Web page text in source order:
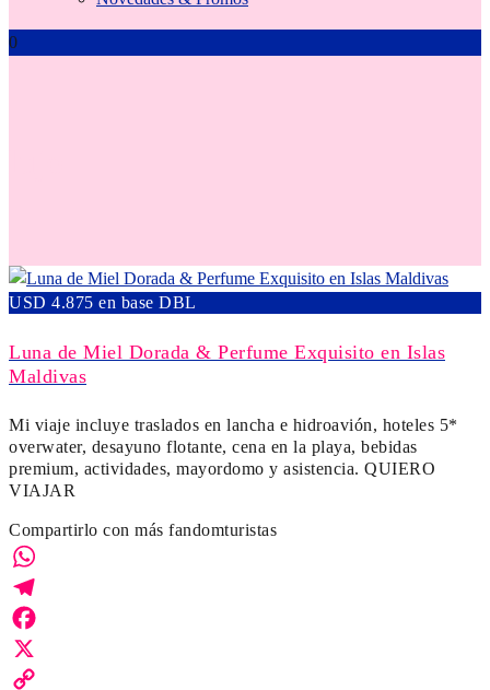
0
USD 4.875 en base DBL
Luna de Miel Dorada & Perfume Exquisito en Islas
Maldivas
Mi viaje incluye traslados en lancha e hidroavión, hoteles 5*
overwater, desayuno flotante, cena en la playa, bebidas
premium, actividades, mayordomo y asistencia. QUIERO
VIAJAR
Compartirlo con más fandomturistas
WhatsApp
Telegram
Facebook
X